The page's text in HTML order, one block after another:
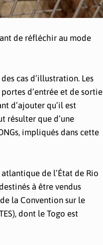
de réfléchir au mode
cas d’illustration. Les
d’entrée et de sortie
d’ajouter qu’il est
résulter que d’une
impliqués dans cette
de l’État de Rio
à être vendus
la Convention sur le
dont le Togo est